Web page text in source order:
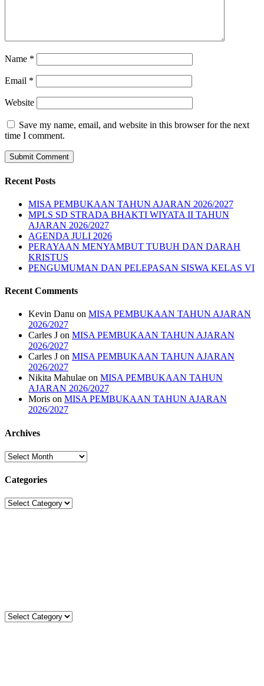
Name *
Email *
Website
Save my name, email, and website in this browser for the next
time I comment.
Recent Posts
MISA PEMBUKAAN TAHUN AJARAN 2026/2027
MPLS SD STRADA BHAKTI WIYATA II TAHUN
AJARAN 2026/2027
AGENDA JULI 2026
PERAYAAN MENYAMBUT TUBUH DAN DARAH
KRISTUS
PENGUMUMAN DAN PELEPASAN SISWA KELAS VI
Recent Comments
Kevin Danu on MISA PEMBUKAAN TAHUN AJARAN
2026/2027
Carles J on MISA PEMBUKAAN TAHUN AJARAN
2026/2027
Carles J on MISA PEMBUKAAN TAHUN AJARAN
2026/2027
Nikita Mahulae on MISA PEMBUKAAN TAHUN
AJARAN 2026/2027
Moris on MISA PEMBUKAAN TAHUN AJARAN
2026/2027
Archives
Archives
Categories
Categories
Kategori